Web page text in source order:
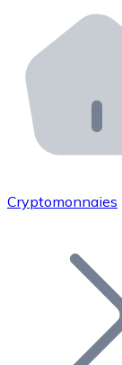
Intégrez
API Bitnovo
Intégrez
Rejoignez
Ajoutez le
Cryptomonnaies